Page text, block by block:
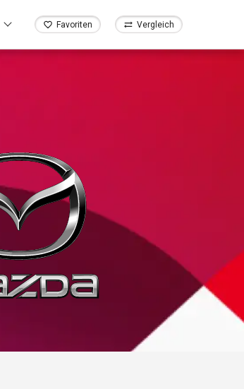
Favoriten Vergleich